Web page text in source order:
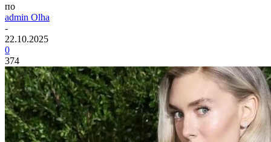
по
admin Olha
-
22.10.2025
0
374